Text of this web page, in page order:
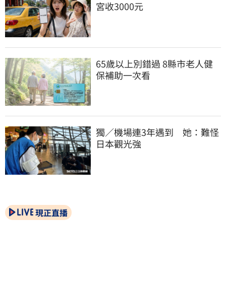
宮收3000元
65歲以上別錯過 8縣市老人健
保補助一次看
獨／機場連3年遇到　她：難怪
日本觀光強
現正直播